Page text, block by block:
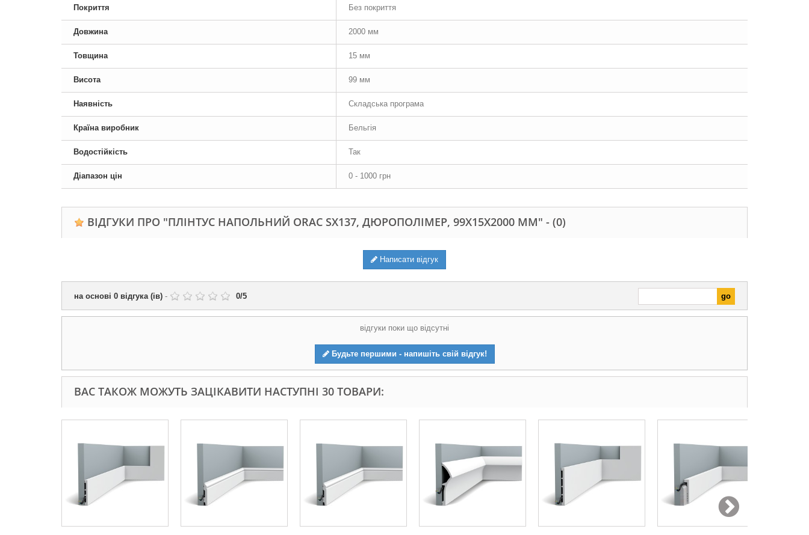
Покриття Без покриття
Довжина 2000 мм
Товщина 15 мм
Висота 99 мм
Наявність Складська програма
Країна виробник Бельгія
Водостійкість Так
Діапазон цін 0 - 1000 грн
ВІДГУКИ ПРО "ПЛІНТУС НАПОЛЬНИЙ ORAC SX137, ДЮРОПОЛІМЕР, 99Х15Х2000 ММ" - (0)
Написати відгук
на основі 0 відгука (ів) - 0/5
відгуки поки що відсутні
Будьте першими - напишіть свій відгук!
ВАС ТАКОЖ МОЖУТЬ ЗАЦІКАВИТИ НАСТУПНІ 30 ТОВАРИ: